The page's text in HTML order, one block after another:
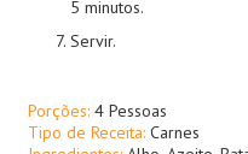
5 minutos.
Servir.
Porções: 4 Pessoas
Tipo de Receita: Carnes